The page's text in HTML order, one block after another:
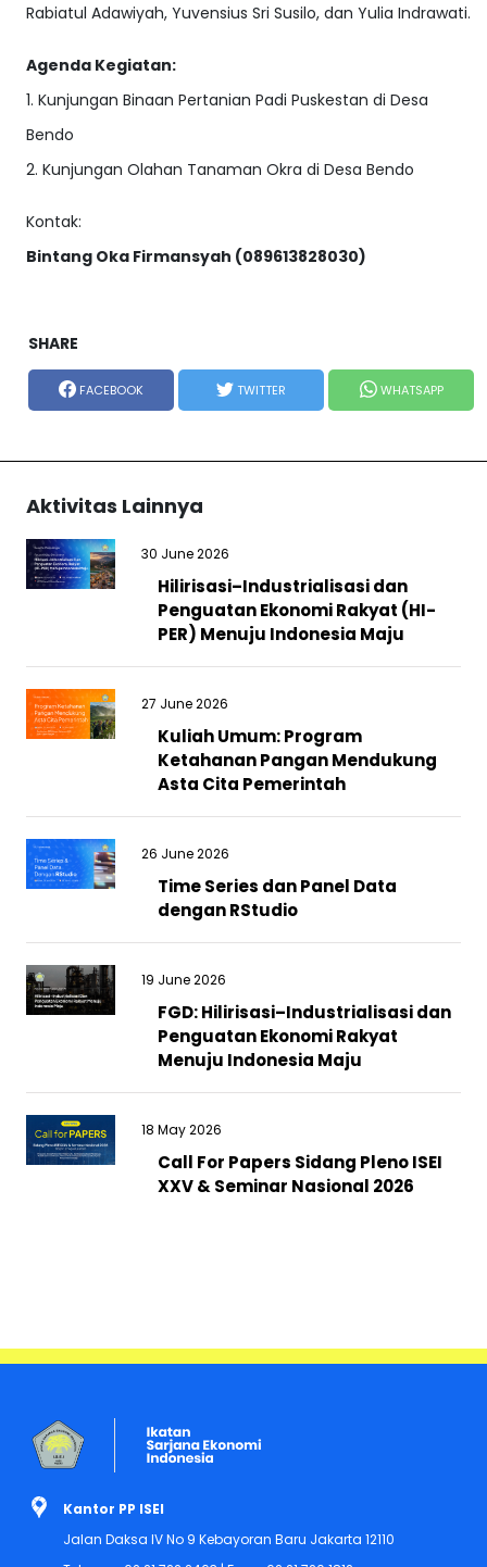
Rabiatul Adawiyah, Yuvensius Sri Susilo, dan Yulia Indrawati.
Agenda Kegiatan:
1. Kunjungan Binaan Pertanian Padi Puskestan di Desa
Bendo
2. Kunjungan Olahan Tanaman Okra di Desa Bendo
Kontak:
Bintang Oka Firmansyah (089613828030)
SHARE
FACEBOOK TWITTER WHATSAPP
Aktivitas Lainnya
30 June 2026
Hilirisasi–Industrialisasi dan
Penguatan Ekonomi Rakyat (HI-
PER) Menuju Indonesia Maju
27 June 2026
Kuliah Umum: Program
Ketahanan Pangan Mendukung
Asta Cita Pemerintah
26 June 2026
Time Series dan Panel Data
dengan RStudio
19 June 2026
FGD: Hilirisasi–Industrialisasi dan
Penguatan Ekonomi Rakyat
Menuju Indonesia Maju
18 May 2026
Call For Papers Sidang Pleno ISEI
XXV & Seminar Nasional 2026
Kantor PP ISEI
Jalan Daksa IV No 9 Kebayoran Baru Jakarta 12110